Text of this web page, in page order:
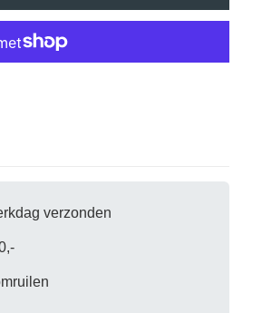
verzonden